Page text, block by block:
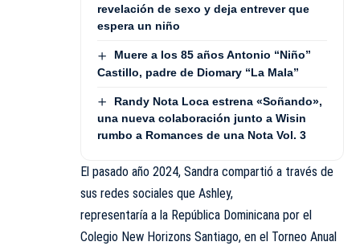
revelación de sexo y deja entrever que
espera un niño
Muere a los 85 años Antonio “Niño”
Castillo, padre de Diomary “La Mala”
Randy Nota Loca estrena «Soñando»,
una nueva colaboración junto a Wisin
rumbo a Romances de una Nota Vol. 3
El pasado año 2024, Sandra compartió a través de
sus redes sociales que Ashley,
representaría a la República Dominicana por el
Colegio New Horizons Santiago, en el Torneo Anual